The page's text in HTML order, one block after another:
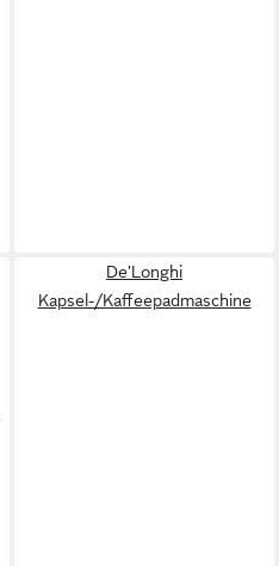
De'Longhi
Kapsel-/Kaffeepadmaschine